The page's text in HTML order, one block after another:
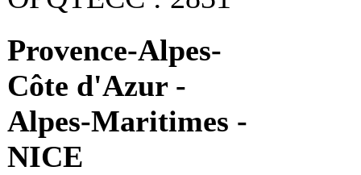
Provence-Alpes-
Côte d'Azur -
Alpes-Maritimes -
NICE